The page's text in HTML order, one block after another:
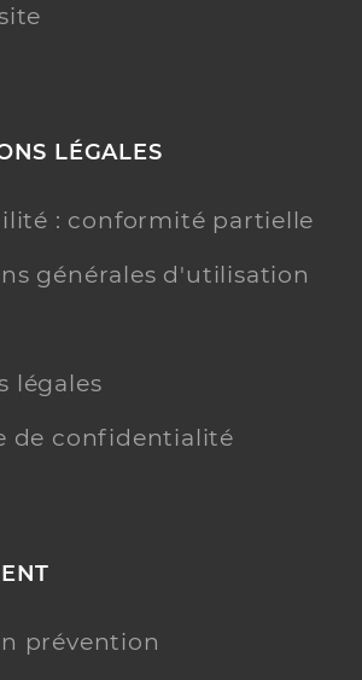
LÉGALES
: conformité partielle
générales d'utilisation
légales
de confidentialité
prévention